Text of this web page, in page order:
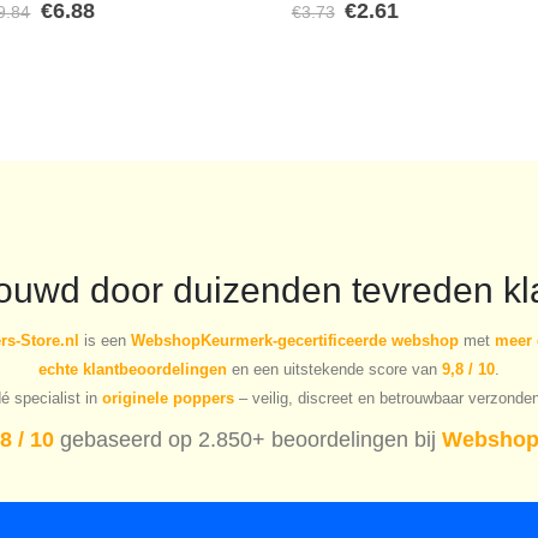
out of 5Oorspronkelijke
€6.88Huidige
0out of 5
€3.73 Oorspronkelijke
€2.61
door duizenden tevreden
Store.nl is een WebshopKeurmerk-gecertificeerde webshop met meer
echte klantbeoordelingen en een uitstekende score van 9,8 / 10
specialist in originele poppers – veilig, discreet en betrouwbaar
/ 10 gebaseerd op 2.850+ beoordelingen bij